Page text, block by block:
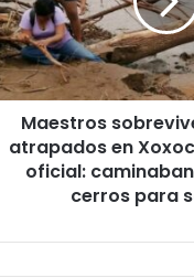
Maestros
atrapados en
oficial:
cerros para